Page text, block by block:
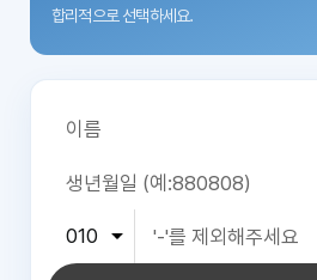
합리적으로 선택하세요.